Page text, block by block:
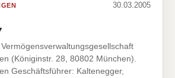
30.03.2005
(Königinstr. 28, 80802 München).
Geschäftsführer: Kaltenegger,